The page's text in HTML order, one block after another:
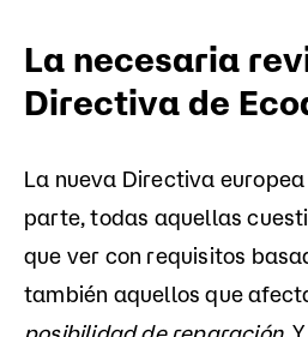
La necesaria
Directiva de
La nueva Directiva
parte, todas aquellas
que ver con requisitos
también aquellos que